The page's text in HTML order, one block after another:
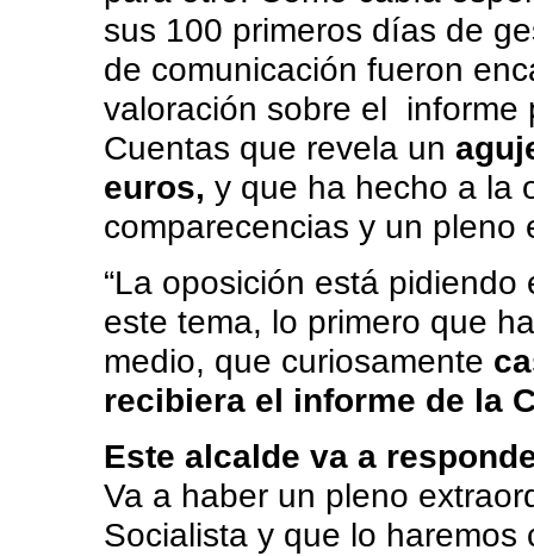
sus 100 primeros días de
de comunicación fueron
valoración sobre el informe
Cuentas que revela un
euros, y que ha hecho a la
comparecencias y un pleno
“La oposición está
este tema, lo primero que
medio, que curiosamente
recibiera el informe de la
Este alcalde va a
Va a haber un pleno
Socialista y que lo